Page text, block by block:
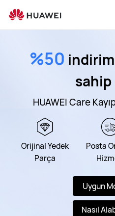
Destek
%50
HUAWEI Care
Orijinal Yedek
Parça
Posta
Uygun
Nasıl